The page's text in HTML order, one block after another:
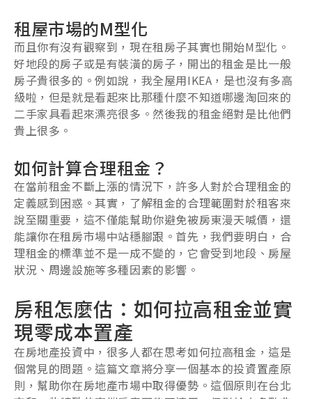
租屋市場的M型化
而且你有沒有觀察到，現在租房子其實也開始M型化。
好地段的房子或是有裝潢的房子，開出的租金是比一般
房子貴很多的。例如說，我全屋用IKEA，是也沒有多高
級啦，但是就是看起來比那種什麼不知道哪邊淘回來的
二手家具看起來漂亮很多。然後我的租金絕對是比他們
貴上很多。
如何計算合理租金？
在當前租金不斷上漲的情況下，許多人對於合理租金的
定義感到困惑。其實，了解租金的合理範圍對於租客來
說至關重要，這不僅能幫助你避免被房東漫天喊價，還
能讓你在租房市場中站穩腳跟。首先，我們要明白，合
理租金的標準並不是一成不變的，它會受到地段、房屋
狀況、周邊設施等多種因素的影響。
房租怎麼估：如何拉高租金並實
現零成本置產
在房地產投資中，很多人都在思考如何拉高租金，這是
個常見的問題。這篇文章將分享一個基本的投資置產原
則，幫助你在房地產市場中取得優勢。這個原則在台北